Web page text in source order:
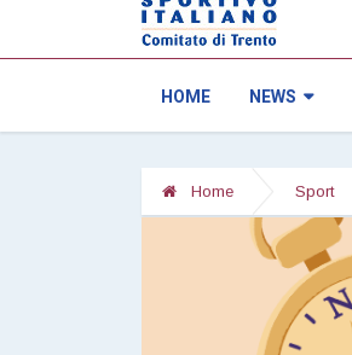
HOME NEWS
Home Sport